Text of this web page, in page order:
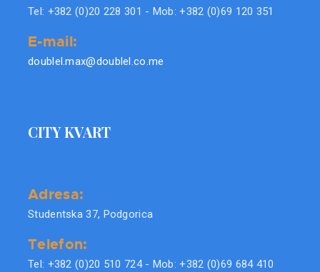
Tel: +382 (0)20 228 301 - Mob: +382 (0)69 120 351
E-mail:
doublel.max@doublel.co.me
CITY KVART
Adresa:
Studentska 37, Podgorica
Telefon:
Tel: +382 (0)20 510 724 - Mob: +382 (0)69 684 410